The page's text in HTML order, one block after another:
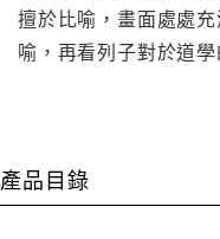
擅於比喻，畫面處處
喻，再看列子對於道
產品目錄